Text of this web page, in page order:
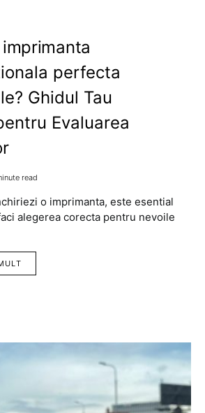
perfecta
Ghidul Tau
Evaluarea
read
o imprimanta, este esential
alegerea corecta pentru nevoile